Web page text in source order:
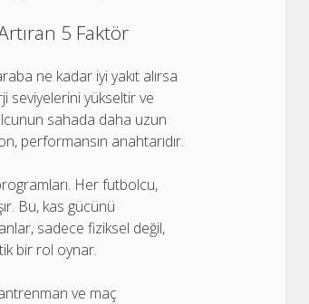
5 Faktör
ne kadar iyi yakıt alırsa
seviyelerini yükseltir ve
sahada daha uzun
performansın anahtarıdır.
Her futbolcu,
Bu, kas gücünü
sadece fiziksel değil,
bir rol oynar.
ve maç